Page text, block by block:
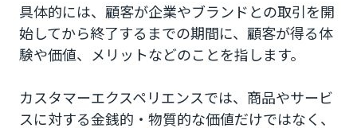
カスタマーエクスペリエンスを向上させるメリット
ブランドイメージの向上
顧客離れの防止・リピーターの獲得
具体的には、顧客が企業やブランドとの取引を開
始してから終了するまでの期間に、顧客が得る体
験や価値、メリットなどのことを指します。
カスタマーエクスペリエンスでは、商品やサービ
スに対する金銭的・物質的な価値だけではなく、